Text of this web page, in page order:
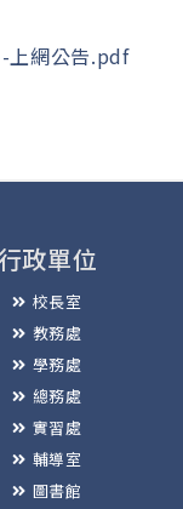
上網公告.pdf
行政單位
校長室
教務處
學務處
總務處
實習處
輔導室
圖書館